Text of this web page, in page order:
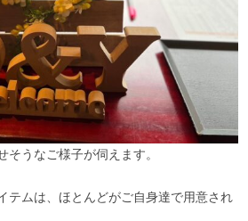
そうなご様子が伺えます。
テムは、ほとんどがご自身達で用意され